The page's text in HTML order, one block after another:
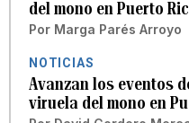
del mono en Puerto
Por Marga Parés Arroyo
NOTICIAS
Avanzan los eventos
viruela del mono en